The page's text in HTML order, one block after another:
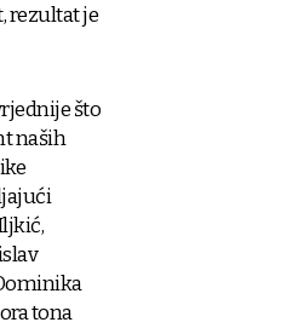
rezultat je
što
naših
tona